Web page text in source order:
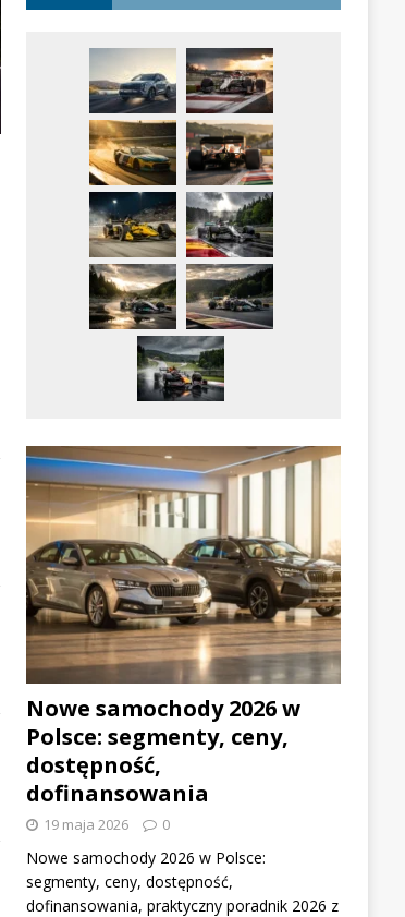
Nowe samochody 2026 w
Polsce: segmenty, ceny,
dostępność,
dofinansowania
19 maja 2026 0
Nowe samochody 2026 w Polsce:
segmenty, ceny, dostępność,
dofinansowania, praktyczny poradnik 2026 z